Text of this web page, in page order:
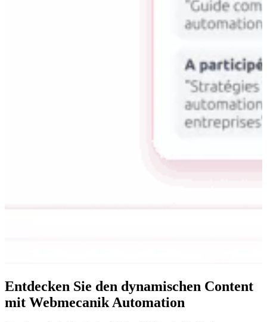
Entdecken Sie den dynamischen Content
mit Webmecanik Automation